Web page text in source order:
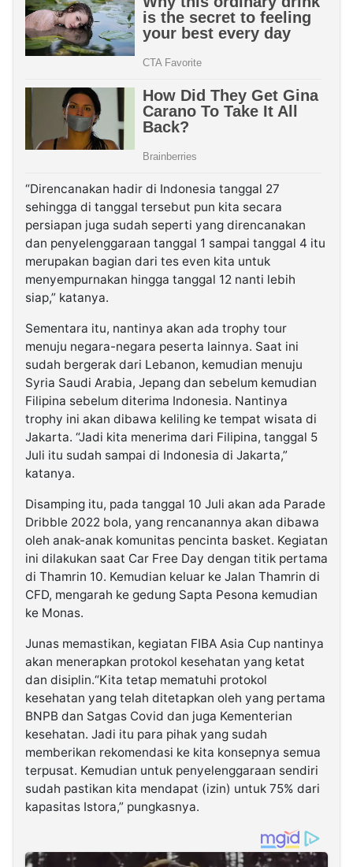
“Direncanakan hadir di Indonesia tanggal 27
sehingga di tanggal tersebut pun kita secara
persiapan juga sudah seperti yang direncanakan
dan penyelenggaraan tanggal 1 sampai tanggal 4 itu
merupakan bagian dari tes even kita untuk
menyempurnakan hingga tanggal 12 nanti lebih
siap,” katanya.
Sementara itu, nantinya akan ada trophy tour
menuju negara-negara peserta lainnya. Saat ini
sudah bergerak dari Lebanon, kemudian menuju
Syria Saudi Arabia, Jepang dan sebelum kemudian
Filipina sebelum diterima Indonesia. Nantinya
trophy ini akan dibawa keliling ke tempat wisata di
Jakarta. “Jadi kita menerima dari Filipina, tanggal 5
Juli itu sudah sampai di Indonesia di Jakarta,”
katanya.
Disamping itu, pada tanggal 10 Juli akan ada Parade
Dribble 2022 bola, yang rencanannya akan dibawa
oleh anak-anak komunitas pencinta basket. Kegiatan
ini dilakukan saat Car Free Day dengan titik pertama
di Thamrin 10. Kemudian keluar ke Jalan Thamrin di
CFD, mengarah ke gedung Sapta Pesona kemudian
ke Monas.
Junas memastikan, kegiatan FIBA Asia Cup nantinya
akan menerapkan protokol kesehatan yang ketat
dan disiplin.“Kita tetap mematuhi protokol
kesehatan yang telah ditetapkan oleh yang pertama
BNPB dan Satgas Covid dan juga Kementerian
kesehatan. Jadi itu para pihak yang sudah
memberikan rekomendasi ke kita konsepnya semua
terpusat. Kemudian untuk penyelenggaraan sendiri
sudah pastikan kita mendapat (izin) untuk 75% dari
kapasitas Istora,” pungkasnya.